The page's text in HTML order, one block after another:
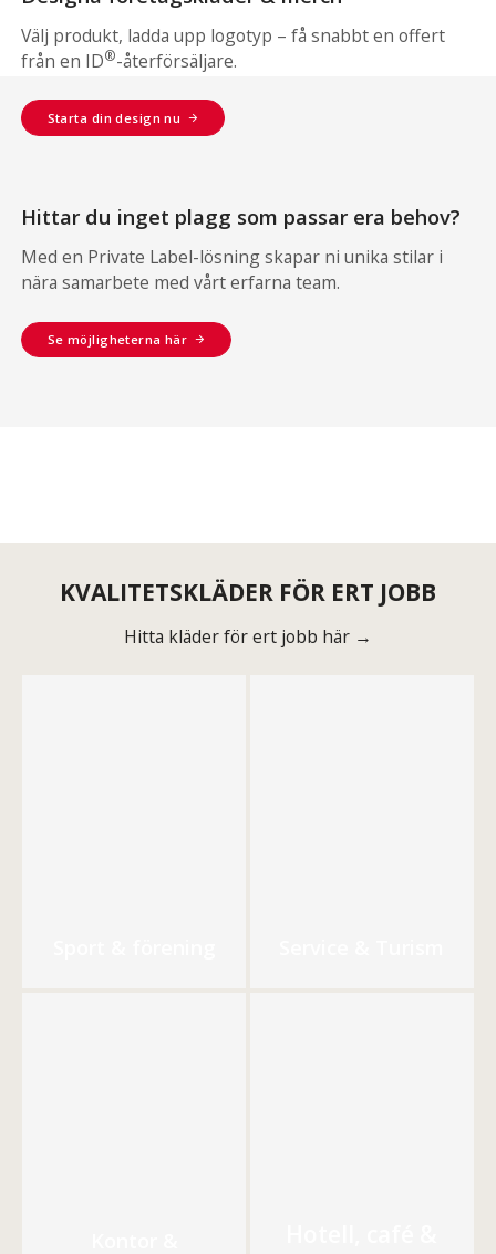
Välj produkt, ladda upp logotyp – få snabbt en offert
från en ID®-återförsäljare.
Starta din design nu
Hittar du inget plagg som passar era behov?
Med en Private Label-lösning skapar ni unika stilar i
nära samarbete med vårt erfarna team.
Se möjligheterna här
KVALITETSKLÄDER FÖR ERT JOBB
Hitta kläder för ert jobb här →